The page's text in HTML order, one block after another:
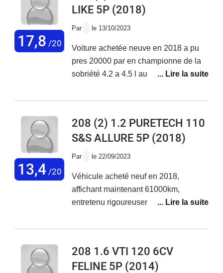
réparée reprise par une garage
17,8 /20
LIKE 5P (2018)
Par le 13/10/2023
Voiture achetée neuve en 2018 a pu
pres 20000 par en championne de la
sobriété 4.2 a 4.5 l au 100km pas de
probleme
13,4/20
208 (2) 1.2 PURETECH 110
S&S ALLURE 5P (2018)
Par le 22/09/2023
Véhicule acheté neuf en 2018,
affichant maintenant 61000km,
entretenu rigoureusement dans le
confortable, agréable à conduire mais
208 1.6 VTI 120 6CV
FELINE 5P (2014)